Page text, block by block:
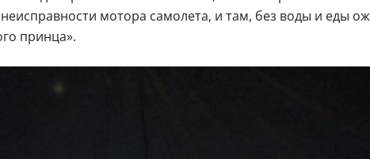
мотора самолета, и там, без воды и еды
принца».